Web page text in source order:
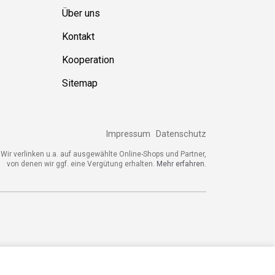
verlinken u.a. auf ausgewählte Online-Shops und Partner,